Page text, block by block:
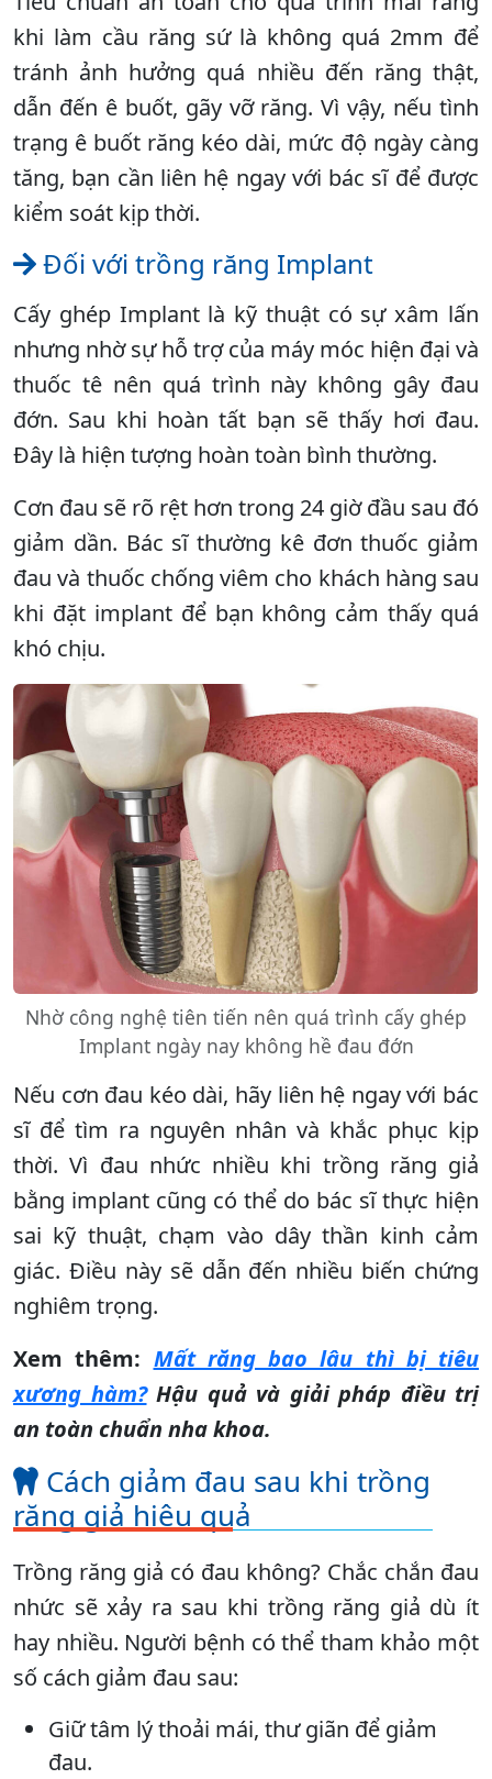
khi làm cầu răng sứ là không quá 2mm để
tránh ảnh hưởng quá nhiều đến răng thật,
dẫn đến ê buốt, gãy vỡ răng. Vì vậy, nếu tình
trạng ê buốt răng kéo dài, mức độ ngày càng
tăng, bạn cần liên hệ ngay với bác sĩ để được
kiểm soát kịp thời.
Đối với trồng răng Implant
Cấy ghép Implant là kỹ thuật có sự xâm lấn
nhưng nhờ sự hỗ trợ của máy móc hiện đại và
thuốc tê nên quá trình này không gây đau
đớn. Sau khi hoàn tất bạn sẽ thấy hơi đau.
Đây là hiện tượng hoàn toàn bình thường.
Cơn đau sẽ rõ rệt hơn trong 24 giờ đầu sau đó
giảm dần. Bác sĩ thường kê đơn thuốc giảm
đau và thuốc chống viêm cho khách hàng sau
khi đặt implant để bạn không cảm thấy quá
khó chịu.
Nhờ công nghệ tiên tiến nên quá trình cấy ghép
Implant ngày nay không hề đau đớn
Nếu cơn đau kéo dài, hãy liên hệ ngay với bác
sĩ để tìm ra nguyên nhân và khắc phục kịp
thời. Vì đau nhức nhiều khi trồng răng giả
bằng implant cũng có thể do bác sĩ thực hiện
sai kỹ thuật, chạm vào dây thần kinh cảm
giác. Điều này sẽ dẫn đến nhiều biến chứng
nghiêm trọng.
Xem thêm: Mất răng bao lâu thì bị tiêu
xương hàm?Hậu quả và giải pháp điều trị
an toàn chuẩn nha khoa.
Cách giảm đau sau khi trồng
răng giả hiệu quả
Trồng răng giả có đau không? Chắc chắn đau
nhức sẽ xảy ra sau khi trồng răng giả dù ít
hay nhiều. Người bệnh có thể tham khảo một
số cách giảm đau sau:
Giữ tâm lý thoải mái, thư giãn để giảm
đau.